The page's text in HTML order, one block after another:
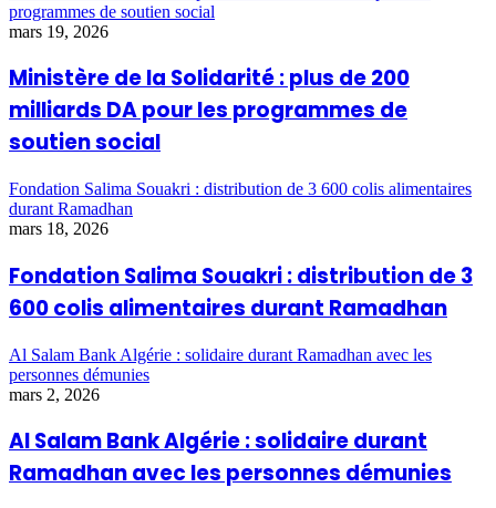
programmes de soutien social
mars 19, 2026
Ministère de la Solidarité : plus de 200
milliards DA pour les programmes de
soutien social
Fondation Salima Souakri : distribution de 3 600 colis alimentaires
durant Ramadhan
mars 18, 2026
Fondation Salima Souakri : distribution de 3
600 colis alimentaires durant Ramadhan
Al Salam Bank Algérie : solidaire durant Ramadhan avec les
personnes démunies
mars 2, 2026
Al Salam Bank Algérie : solidaire durant
Ramadhan avec les personnes démunies